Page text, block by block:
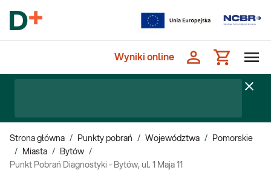
Wyniki online
Strona główna / Punkty pobrań / Województwa /
Pomorskie
/
Miasta / Bytów /
Punkt Pobrań Diagnostyki - Bytów, ul. 1 Maja 11